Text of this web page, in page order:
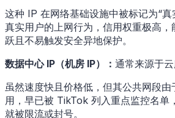
这种 IP 在网络基础设施中被标记为“真
真实用户的上网行为，信用权重极高
跃且不易触发安全异地保护。
数据中心 IP（机房 IP）： 通常来源于云
虽然速度快且价格低，但其公共网段
用，早已被 TikTok 列入重点监控名单
就被限流或封号。